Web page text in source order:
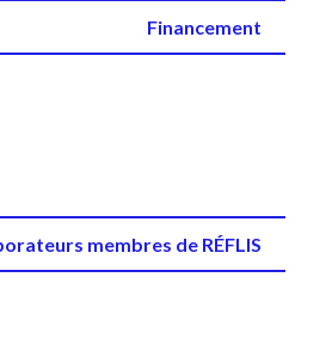
Financement
membres de RÉFLIS